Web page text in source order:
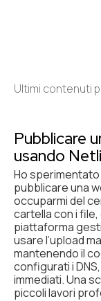
Ultimi contenuti
Pubblicare
usando
Ho
pubblicare una
occuparmi del
cartella con i
piattaforma
usare l’upload
mantenendo il
configurati i
immediati. Una
piccoli lavori